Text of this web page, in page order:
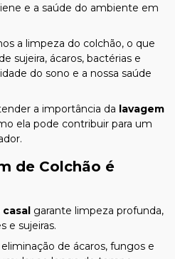
e a saúde do ambiente em
a limpeza do colchão, o que
sujeira, ácaros, bactérias e
do sono e a nossa saúde
a importância da lavagem
ela pode contribuir para um
de Colchão é
garante limpeza profunda,
e sujeiras.
de ácaros, fungos e